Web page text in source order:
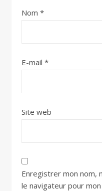
Nom *
E-mail *
Site web
Enregistrer mon nom,
le navigateur pour